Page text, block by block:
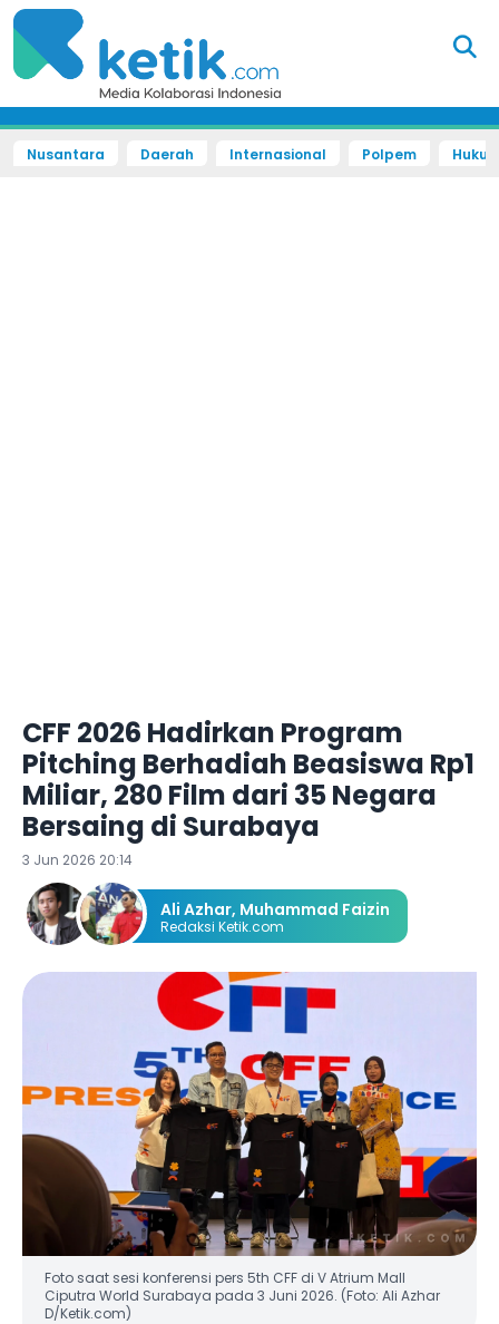
Nusantara Daerah Internasional Polpem
CFF 2026 Hadirkan Program
Pitching Berhadiah Beasiswa Rp1
Miliar, 280 Film dari 35 Negara
Bersaing di Surabaya
3 Jun 2026 20:14
Ali Azhar, Muhammad Faizin
Redaksi Ketik.com
Foto saat sesi konferensi pers 5th CFF di V Atrium Mall
Ciputra World Surabaya pada 3 Juni 2026. (Foto: Ali Azhar
D/Ketik.com)